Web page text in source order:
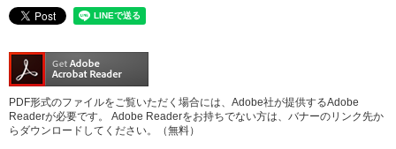
PDF形式のファイルをご覧いただく場合には、Adobe社が提供するAdobe
Readerが必要です。
Adobe Readerをお持ちでない方は、バナーのリンク先か
らダウンロードしてください。（無料）